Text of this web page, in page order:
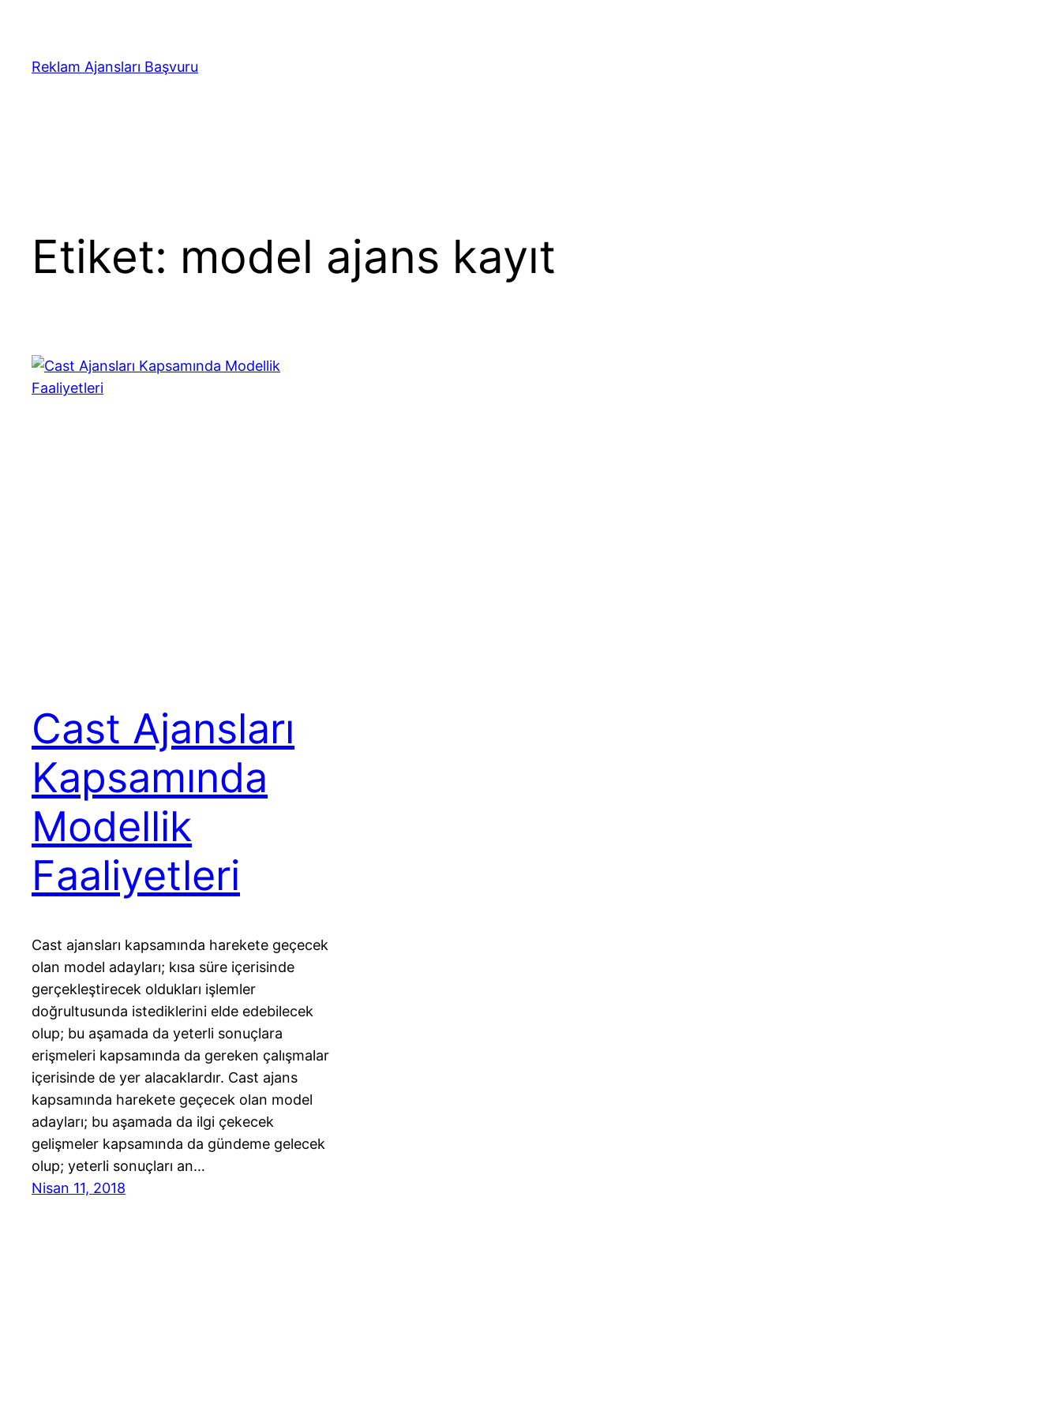
Reklam Ajansları Başvuru
Etiket: model ajans kayıt
Cast Ajansları
Kapsamında
Modellik
Faaliyetleri
Cast ajansları kapsamında harekete geçecek
olan model adayları; kısa süre içerisinde
gerçekleştirecek oldukları işlemler
doğrultusunda istediklerini elde edebilecek
olup; bu aşamada da yeterli sonuçlara
erişmeleri kapsamında da gereken çalışmalar
içerisinde de yer alacaklardır. Cast ajans
kapsamında harekete geçecek olan model
adayları; bu aşamada da ilgi çekecek
gelişmeler kapsamında da gündeme gelecek
olup; yeterli sonuçları an…
Nisan 11, 2018